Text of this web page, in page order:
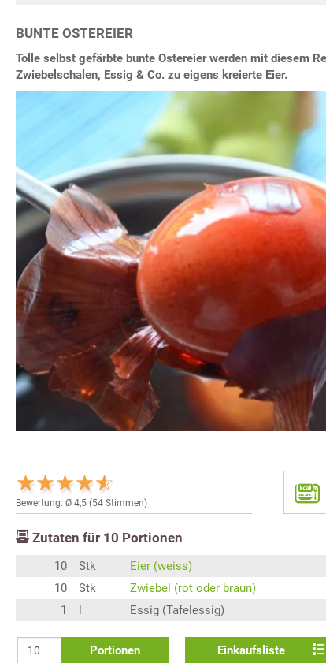
BUNTE OSTEREIER
Tolle selbst gefärbte bunte Ostereier werden mit diesem
Zwiebelschalen, Essig & Co. zu eigens kreierte Eier.
Bewertung: Ø 4,5 (54 Stimmen)
Zutaten für 10 Portionen
10 Stk
Eier (weiss)
10
Stk
Zwiebel (rot oder braun)
1
Essig (Tafelessig)
Portionen Einkaufsliste